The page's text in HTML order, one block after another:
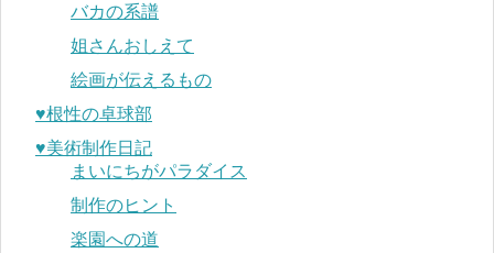
バカの系譜
姐さんおしえて
絵画が伝えるもの
♥︎根性の卓球部
♥︎美術制作日記
まいにちがパラダイス
制作のヒント
楽園への道